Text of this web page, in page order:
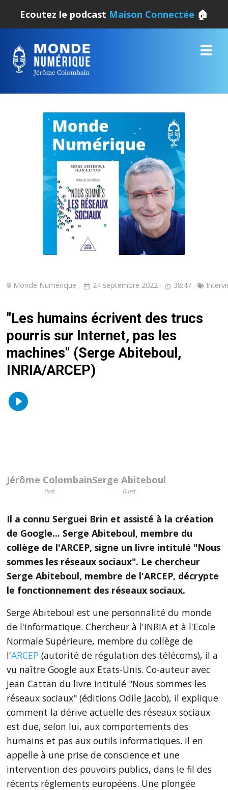
Ecoutez le podcast Maison Connectée 🏠
Monde Numérique 24 septembre 2022 38:47
"Les humains écrivent des trucs
pourris sur Internet, pas les
machines" (Serge Abiteboul,
INRIA/ARCEP)
Jérôme Colombain
Host
Serge Abiteboul
Guest
Il a connu Serguei Brin et assisté à la création
de Google... Serge Abiteboul, membre du
collège de l'ARCEP, signe un livre intitulé "Nous
sommes les réseaux sociaux". Le chercheur
Serge Abiteboul, membre de l'ARCEP, décrypte
le fonctionnement des réseaux sociaux.
Serge Abiteboul est une personnalité du monde
de l'informatique. Chercheur à l'INRIA et à l'Ecole
Normale Supérieure, membre du collège de
l'ARCEP (autorité de régulation des télécoms), il a
vu naître Google aux Etats-Unis. Co-auteur avec
Jean Cattan du livre intitulé "Nous sommes les
réseaux sociaux" (éditions Odile Jacob), il explique
comment la dérive actuelle des réseaux sociaux
est due, selon lui, aux comportements des
humains et pas aux outils informatiques. Il en
appelle à une prise de conscience et une
intervention des pouvoirs publics, dans le fil des
récents règlements européens. Une plongée